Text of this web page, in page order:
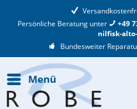
Persönliche Beratung unter
+49
nilfisk-
Bundesweiter
Menü